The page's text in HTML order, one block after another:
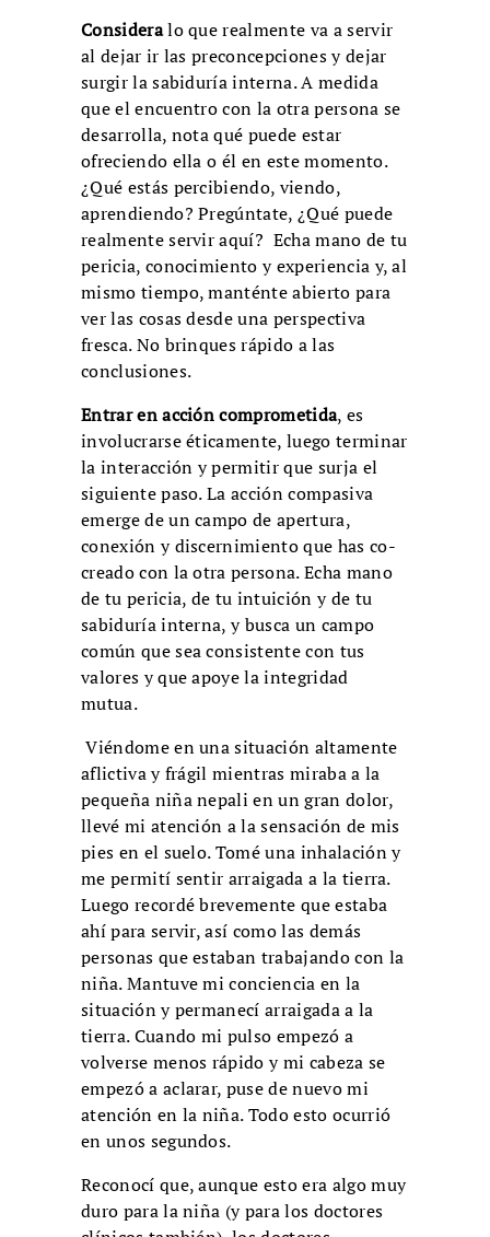
Consideralo que realmente va a servir
al dejar ir las preconcepciones y dejar
surgir la sabiduría interna. A medida
que el encuentro con la otra persona se
desarrolla, nota qué puede estar
ofreciendo ella o él en este momento.
¿Qué estás percibiendo, viendo,
aprendiendo? Pregúntate, ¿Qué puede
realmente servir aquí? Echa mano de tu
pericia, conocimiento y experiencia y, al
mismo tiempo, manténte abierto para
ver las cosas desde una perspectiva
fresca. No brinques rápido a las
conclusiones.
Entrar en acción comprometida, es
involucrarse éticamente, luego terminar
la interacción y permitir que surja el
siguiente paso. La acción compasiva
emerge de un campo de apertura,
conexión y discernimiento que has co-
creado con la otra persona. Echa mano
de tu pericia, de tu intuición y de tu
sabiduría interna, y busca un campo
común que sea consistente con tus
valores y que apoye la integridad
mutua.
Viéndome en una situación altamente
aflictiva y frágil mientras miraba a la
pequeña niña nepali en un gran dolor,
llevé mi atención a la sensación de mis
pies en el suelo. Tomé una inhalación y
me permití sentir arraigada a la tierra.
Luego recordé brevemente que estaba
ahí para servir, así como las demás
personas que estaban trabajando con la
niña. Mantuve mi conciencia en la
situación y permanecí arraigada a la
tierra. Cuando mi pulso empezó a
volverse menos rápido y mi cabeza se
empezó a aclarar, puse de nuevo mi
atención en la niña. Todo esto ocurrió
en unos segundos.
Reconocí que, aunque esto era algo muy
duro para la niña (y para los doctores